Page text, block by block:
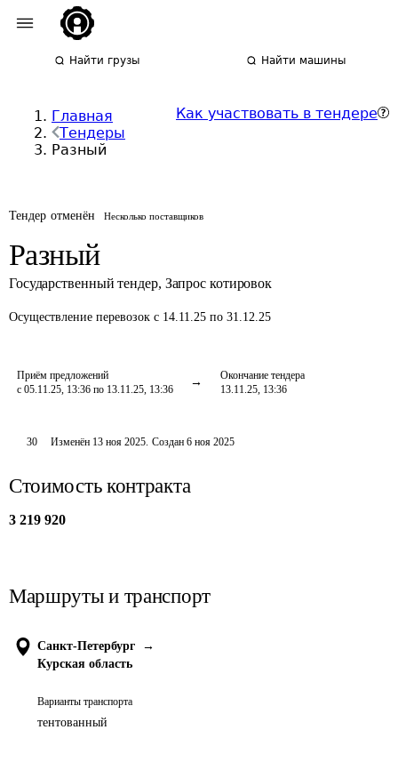
Найти грузы Найти машины
Главная
Тендеры
Разный
Как участвовать в тендере
Тендер отменён Несколько поставщиков
Разный
Государственный тендер, Запрос котировок
Осуществление перевозок с 14.11.25 по 31.12.25
Приём предложений
с 05.11.25, 13:36 по 13.11.25, 13:36
Окончание тендера
13.11.25, 13:36
30 Изменён 13 ноя 2025. Создан 6 ноя 2025
Стоимость контракта
3 219 920
Маршруты и транспорт
Санкт-Петербург
→
Курская область
Варианты транспорта
тентованный